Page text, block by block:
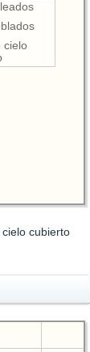
cielo
cubierto